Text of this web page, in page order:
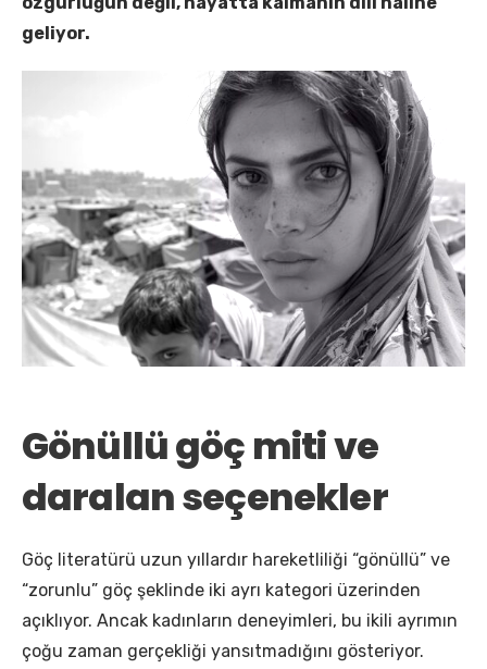
geliyor.
Gönüllü göç miti ve
daralan seçenekler
Göç literatürü uzun yıllardır hareketliliği “gönüllü” ve
“zorunlu” göç şeklinde iki ayrı kategori üzerinden
açıklıyor. Ancak kadınların deneyimleri, bu ikili ayrımın
çoğu zaman gerçekliği yansıtmadığını gösteriyor.